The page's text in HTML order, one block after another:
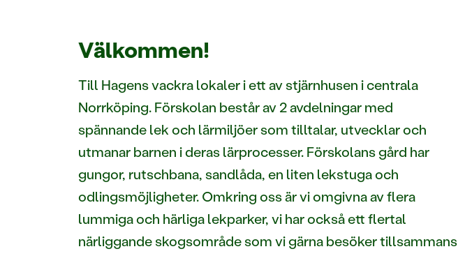
Välkommen!
Till Hagens vackra lokaler i ett av stjärnhusen i centrala
Norrköping. Förskolan består av 2 avdelningar med
spännande lek och lärmiljöer som tilltalar, utvecklar och
utmanar barnen i deras lärprocesser. Förskolans gård har
gungor, rutschbana, sandlåda, en liten lekstuga och
odlingsmöjligheter. Omkring oss är vi omgivna av flera
lummiga och härliga lekparker, vi har också ett flertal
närliggande skogsområde som vi gärna besöker tillsammans